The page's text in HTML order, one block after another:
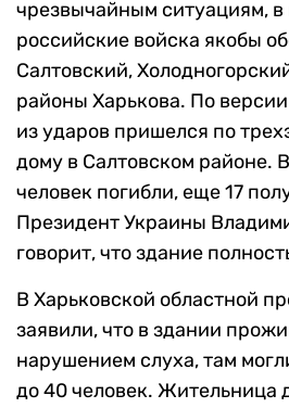
чрезвычайным ситуациям, в
российские войска якобы
Салтовский,
районы Харькова. По
из ударов пришелся по
дому в Салтовском районе.
человек погибли, еще 17
Президент Украины
говорит, что здание
В Харьковской областной
заявили, что в здании
нарушением слуха, там
до 40 человек. Жительница